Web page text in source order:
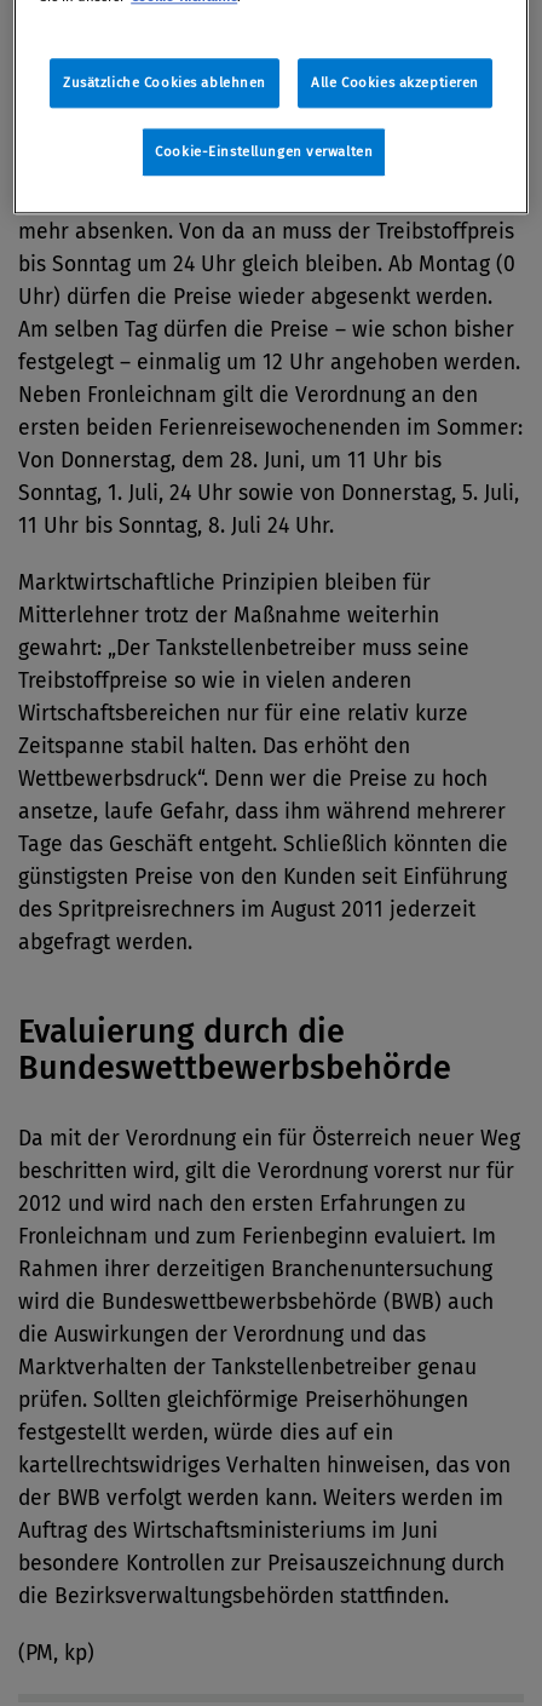
Reisewochenenden im Jahr 2012 über einen
Konkret bedeutet das für Fronleichnam:
Tankstellenbetreiber dürfen am Dienstag vor
Fronleichnam um 12 Uhr die Preise erhöhen und
mehr absenken. Von da an muss der Treibstoffpreis
bis Sonntag um 24 Uhr gleich bleiben. Ab Montag (0
Uhr) dürfen die Preise wieder abgesenkt werden.
Am selben Tag dürfen die Preise – wie schon bisher
festgelegt – einmalig um 12 Uhr angehoben werden.
Neben Fronleichnam gilt die Verordnung an den
ersten beiden Ferienreisewochenenden im Sommer:
Von Donnerstag, dem 28. Juni, um 11 Uhr bis
Sonntag, 1. Juli, 24 Uhr sowie von Donnerstag, 5. Juli,
11 Uhr bis Sonntag, 8. Juli 24 Uhr.
Marktwirtschaftliche Prinzipien bleiben für
Mitterlehner trotz der Maßnahme weiterhin
gewahrt: „Der Tankstellenbetreiber muss seine
Treibstoffpreise so wie in vielen anderen
Wirtschaftsbereichen nur für eine relativ kurze
Zeitspanne stabil halten. Das erhöht den
Wettbewerbsdruck“. Denn wer die Preise zu hoch
ansetze, laufe Gefahr, dass ihm während mehrerer
Tage das Geschäft entgeht. Schließlich könnten die
günstigsten Preise von den Kunden seit Einführung
des Spritpreisrechners im August 2011 jederzeit
abgefragt werden.
Evaluierung durch die
Bundeswettbewerbsbehörde
Da mit der Verordnung ein für Österreich neuer Weg
beschritten wird, gilt die Verordnung vorerst nur für
2012 und wird nach den ersten Erfahrungen zu
Fronleichnam und zum Ferienbeginn evaluiert. Im
Rahmen ihrer derzeitigen Branchenuntersuchung
wird die Bundeswettbewerbsbehörde (BWB) auch
die Auswirkungen der Verordnung und das
Marktverhalten der Tankstellenbetreiber genau
prüfen. Sollten gleichförmige Preiserhöhungen
festgestellt werden, würde dies auf ein
kartellrechtswidriges Verhalten hinweisen, das von
der BWB verfolgt werden kann. Weiters werden im
Auftrag des Wirtschaftsministeriums im Juni
besondere Kontrollen zur Preisauszeichnung durch
die Bezirksverwaltungsbehörden stattfinden.
(PM, kp)
Zusätzliche Cookies ablehnen Alle Cookies akzeptieren
Cookie-Einstellungen verwalten